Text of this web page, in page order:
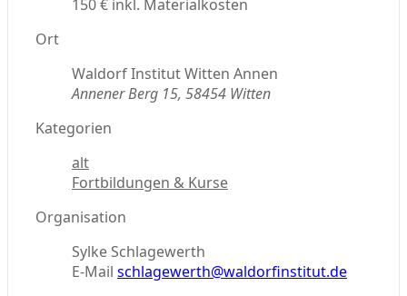
150 € inkl. Materialkosten
Ort
Waldorf Institut Witten Annen
Annener Berg 15, 58454 Witten
Kategorien
alt
Fortbildungen & Kurse
Organisation
Sylke Schlagewerth
E-Mail schlagewerth@waldorfinstitut.de